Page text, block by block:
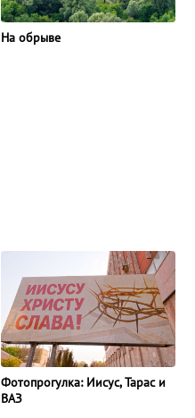
На обрыве
Фотопрогулка: Иисус, Тарас и
ВАЗ